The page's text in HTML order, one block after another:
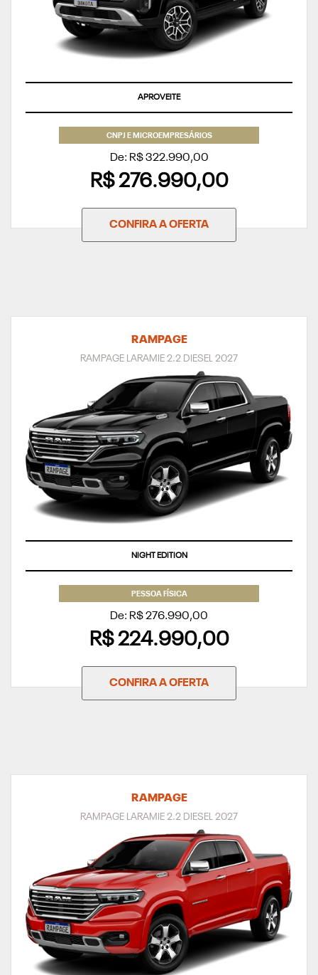
APROVEITE
CNPJ E MICROEMPRESÁRIOS
De: R$ 322.990,00
R$ 276.990,00
CONFIRA A OFERTA
RAMPAGE
RAMPAGE LARAMIE 2.2 DIESEL 2027
APROVEITE
PESSOA FÍSICA
De: R$ 276.990,00
R$ 224.990,00
CONFIRA A OFERTA
RAMPAGE
RAMPAGE LARAMIE 2.2 DIESEL 2027